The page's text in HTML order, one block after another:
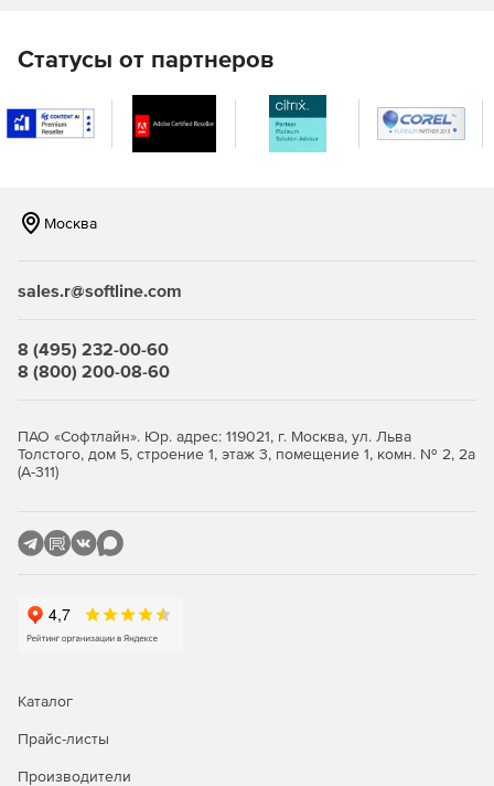
Статусы от партнеров
Москва
sales.r@softline.com
8 (495) 232-00-60
8 (800) 200-08-60
ПАО «Софтлайн». Юр. адрес: 119021, г. Москва, ул. Льва
Толстого, дом 5, строение 1, этаж 3, помещение 1, комн. № 2, 2а
(А-311)
Каталог
Прайс-листы
Производители